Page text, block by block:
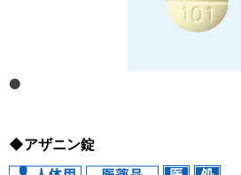
◆アザニン錠